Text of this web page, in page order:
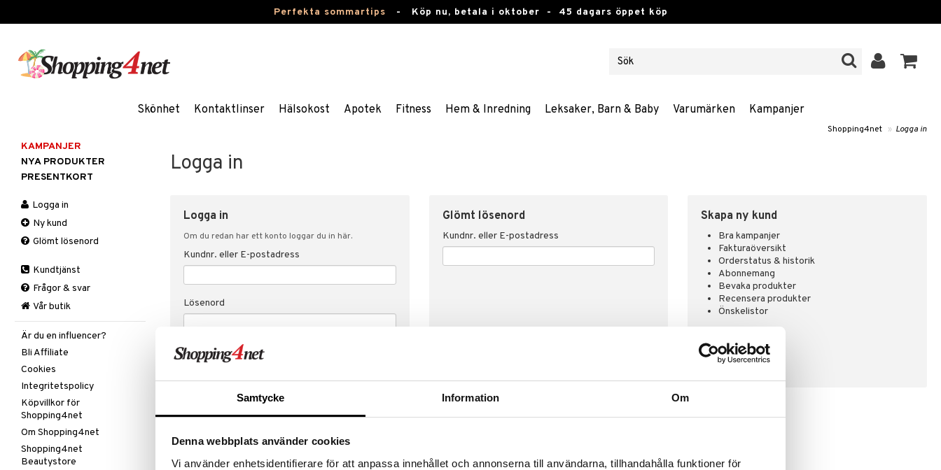
Samtycke Information Om
Denna webbplats använder cookies
Vi använder enhetsidentifierare för att anpassa innehållet och annonserna till användarna, tillhandahålla funktioner för
Perfekta sommartips - Köp nu, betala i oktober - 45 dagars öppet köp
Skönhet Kontaktlinser Hälsokost Apotek Fitness Hem & Inredning Leksaker, Barn & Baby Varumärken Kampanjer
Shopping4net » Logga in
Logga in
Logga in
Om du redan har ett konto loggar du in här.
Kundnr. eller E-postadress
Lösenord
Glömt lösenord
Kundnr. eller E-postadress
Skapa ny kund
Bra kampanjer
Fakturaöversikt
Orderstatus & historik
Abonnemang
Bevaka produkter
Recensera produkter
Önskelistor
SKAPA KUND
KAMPANJER
NYA PRODUKTER
PRESENTKORT
Logga in
Ny kund
Glömt lösenord
Kundtjänst
Frågor & svar
Vår butik
Är du en influencer?
Bli Affiliate
Cookies
Integritetspolicy
Köpvillkor för
Shopping4net
Om Shopping4net
Shopping4net
Beautystore